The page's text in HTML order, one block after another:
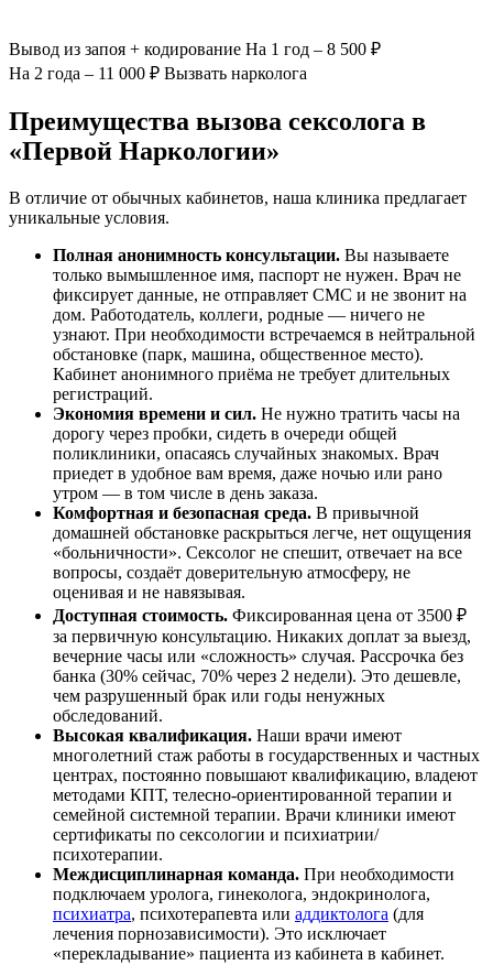
Вывод из запоя + кодирование На 1 год – 8 500 ₽
На 2 года – 11 000 ₽ Вызвать нарколога
Преимущества вызова сексолога в
«Первой Наркологии»
В отличие от обычных кабинетов, наша клиника предлагает
уникальные условия.
Полная анонимность консультации. Вы называете
только вымышленное имя, паспорт не нужен. Врач не
фиксирует данные, не отправляет СМС и не звонит на
дом. Работодатель, коллеги, родные — ничего не
узнают. При необходимости встречаемся в нейтральной
обстановке (парк, машина, общественное место).
Кабинет анонимного приёма не требует длительных
регистраций.
Экономия времени и сил. Не нужно тратить часы на
дорогу через пробки, сидеть в очереди общей
поликлиники, опасаясь случайных знакомых. Врач
приедет в удобное вам время, даже ночью или рано
утром — в том числе в день заказа.
Комфортная и безопасная среда. В привычной
домашней обстановке раскрыться легче, нет ощущения
«больничности». Сексолог не спешит, отвечает на все
вопросы, создаёт доверительную атмосферу, не
оценивая и не навязывая.
Доступная стоимость. Фиксированная цена от 3500 ₽
за первичную консультацию. Никаких доплат за выезд,
вечерние часы или «сложность» случая. Рассрочка без
банка (30% сейчас, 70% через 2 недели). Это дешевле,
чем разрушенный брак или годы ненужных
обследований.
Высокая квалификация. Наши врачи имеют
многолетний стаж работы в государственных и частных
центрах, постоянно повышают квалификацию, владеют
методами КПТ, телесно-ориентированной терапии и
семейной системной терапии. Врачи клиники имеют
сертификаты по сексологии и психиатрии/
психотерапии.
Междисциплинарная команда. При необходимости
подключаем уролога, гинеколога, эндокринолога,
психиатра, психотерапевта или аддиктолога (для
лечения порнозависимости). Это исключает
«перекладывание» пациента из кабинета в кабинет.